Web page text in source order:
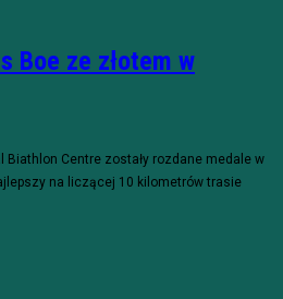
Boe ze złotem w
Biathlon Centre zostały rozdane medale w
na liczącej 10 kilometrów trasie